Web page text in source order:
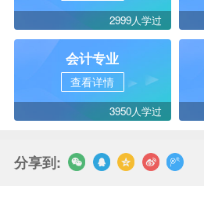
2999人学过
会计专业
查看详情
3950人学过
分享到: